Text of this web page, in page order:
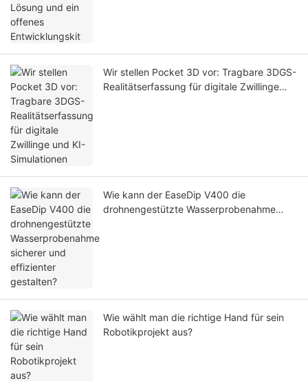
Wir stellen Pocket 3D vor: Tragbare 3DGS-
Realitätserfassung für digitale Zwillinge
Wie kann der EaseDip V400 die
drohnengestützte Wasserprobenahme
Wie wählt man die richtige Hand für sein
Robotikprojekt aus?